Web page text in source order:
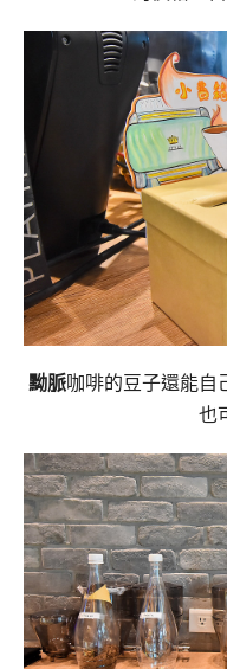
黝脈咖啡的豆子還能自
也